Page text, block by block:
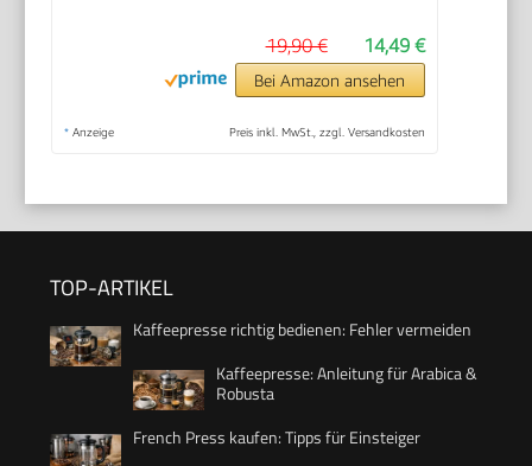
14,49 €
19,90 €
Bei Amazon ansehen
* Anzeige Preis inkl. MwSt., zzgl. Versandkosten
TOP-ARTIKEL
Kaffeepresse richtig bedienen: Fehler vermeiden
Kaffeepresse: Anleitung für Arabica &
Robusta
French Press kaufen: Tipps für Einsteiger